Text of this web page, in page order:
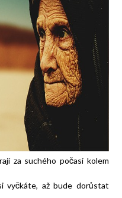
za suchého počasí kolem
až bude dorůstat